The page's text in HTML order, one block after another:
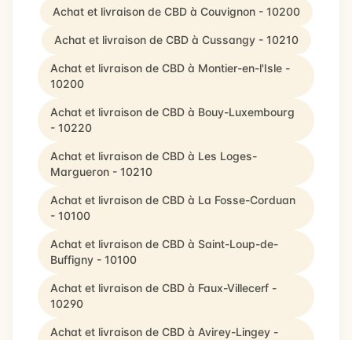
Achat et livraison de CBD à Couvignon - 10200
Achat et livraison de CBD à Cussangy - 10210
Achat et livraison de CBD à Montier-en-l'Isle -
10200
Achat et livraison de CBD à Bouy-Luxembourg
- 10220
Achat et livraison de CBD à Les Loges-
Margueron - 10210
Achat et livraison de CBD à La Fosse-Corduan
- 10100
Achat et livraison de CBD à Saint-Loup-de-
Buffigny - 10100
Achat et livraison de CBD à Faux-Villecerf -
10290
Achat et livraison de CBD à Avirey-Lingey -